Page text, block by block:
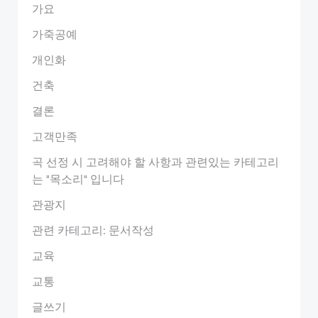
가요
가죽공예
개인화
건축
결론
고객만족
곡 선정 시 고려해야 할 사항과 관련있는 카테고리
는 "목소리" 입니다
관광지
관련 카테고리: 문서작성
교육
교통
글쓰기